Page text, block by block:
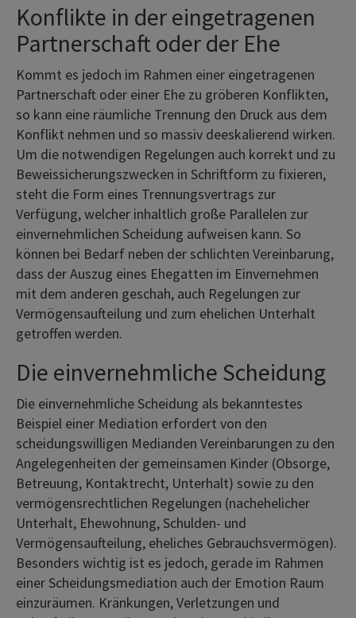
Konflikte in der eingetragenen
Partnerschaft oder der Ehe
Kommt es jedoch im Rahmen einer eingetragenen
Partnerschaft oder einer Ehe zu gröberen Konflikten,
so kann eine räumliche Trennung den Druck aus dem
Konflikt nehmen und so massiv deeskalierend wirken.
Um die notwendigen Regelungen auch korrekt und zu
Beweissicherungszwecken in Schriftform zu fixieren,
steht die Form eines Trennungsvertrags zur
Verfügung, welcher inhaltlich große Parallelen zur
einvernehmlichen Scheidung aufweisen kann. So
können bei Bedarf neben der schlichten Vereinbarung,
dass der Auszug eines Ehegatten im Einvernehmen
mit dem anderen geschah, auch Regelungen zur
Vermögensaufteilung und zum ehelichen Unterhalt
getroffen werden.
Die einvernehmliche Scheidung
Die einvernehmliche Scheidung als bekanntestes
Beispiel einer Mediation erfordert von den
scheidungswilligen Medianden Vereinbarungen zu den
Angelegenheiten der gemeinsamen Kinder (Obsorge,
Betreuung, Kontaktrecht, Unterhalt) sowie zu den
vermögensrechtlichen Regelungen (nachehelicher
Unterhalt, Ehewohnung, Schulden- und
Vermögensaufteilung, eheliches Gebrauchsvermögen).
Besonders wichtig ist es jedoch, gerade im Rahmen
einer Scheidungsmediation auch der Emotion Raum
einzuräumen. Kränkungen, Verletzungen und